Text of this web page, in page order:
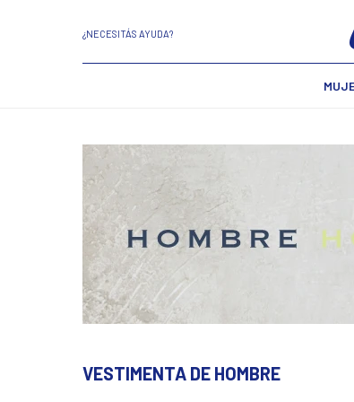
¿NECESITÁS AYUDA?
VESTIMENTA DE HOMBRE